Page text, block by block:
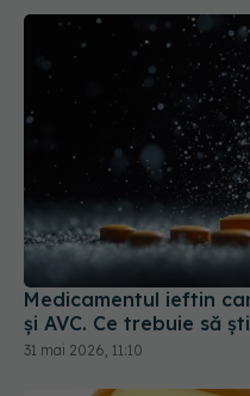
Medicamentul ieftin
și AVC. Ce trebuie să
31 mai 2026, 11:10